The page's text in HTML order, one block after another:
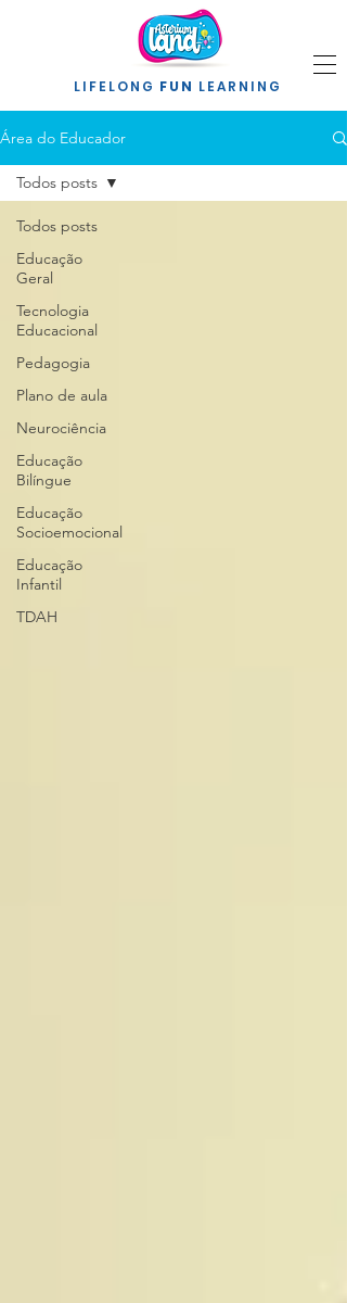
LIFELONG FUN LEARNING
Área do Educador
Todos posts
Educação
Geral
Tecnologia
Educacional
Pedagogia
Plano de aula
Neurociência
Educação
Bilíngue
Educação
Socioemocional
Educação
Infantil
TDAH
Todos posts